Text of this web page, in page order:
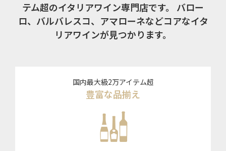
テム超のイタリアワイン専門店です。
バロー
ロ、バルバレスコ、アマローネなどコアなイタ
リアワインが見つかります。
国内最大級2万アイテム超
豊富な品揃え